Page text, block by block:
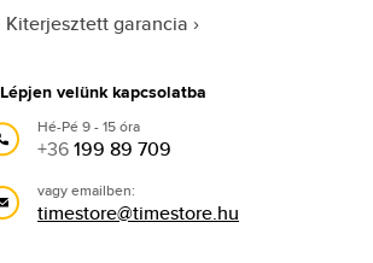
Kiterjesztett garancia
Lépjen velünk kapcsolatba
Hé-Pé 9 - 15 óra
+36199 89 709
vagy emailben:
timestore@timestore.hu